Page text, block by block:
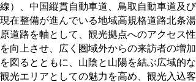
線）、中国縦貫自動車道、鳥取自動車道及び
現在整備が進んでいる地域高規格道路北条湯
原道路を軸として、観光拠点へのアクセス性
を向上させ、広く圏域外からの来訪者の増加
を図るとともに、山陰と山陽を結ぶ広域的な
観光エリアとしての魅力を高め、観光入込客